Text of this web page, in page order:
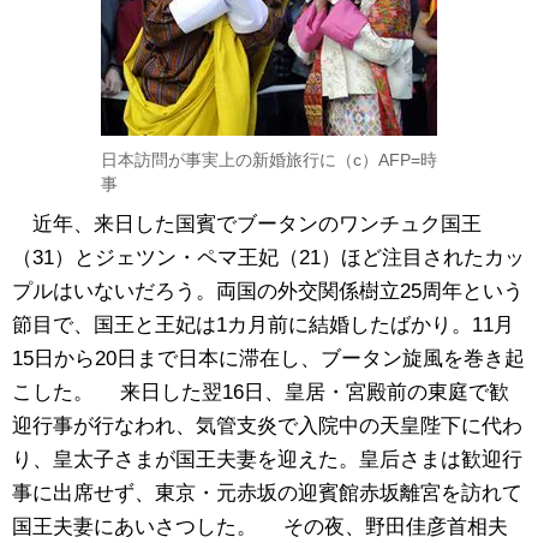
日本訪問が事実上の新婚旅行に（c）AFP=時
事
近年、来日した国賓でブータンのワンチュク国王
（31）とジェツン・ペマ王妃（21）ほど注目されたカッ
プルはいないだろう。両国の外交関係樹立25周年という
節目で、国王と王妃は1カ月前に結婚したばかり。11月
15日から20日まで日本に滞在し、ブータン旋風を巻き起
こした。 来日した翌16日、皇居・宮殿前の東庭で歓
迎行事が行なわれ、気管支炎で入院中の天皇陛下に代わ
り、皇太子さまが国王夫妻を迎えた。皇后さまは歓迎行
事に出席せず、東京・元赤坂の迎賓館赤坂離宮を訪れて
国王夫妻にあいさつした。 その夜、野田佳彦首相夫